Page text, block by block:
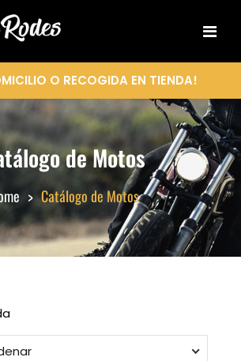
O RECOGIDA EN TIENDA!
de Motos
Catálogo de Motos